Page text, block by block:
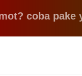
pake yang